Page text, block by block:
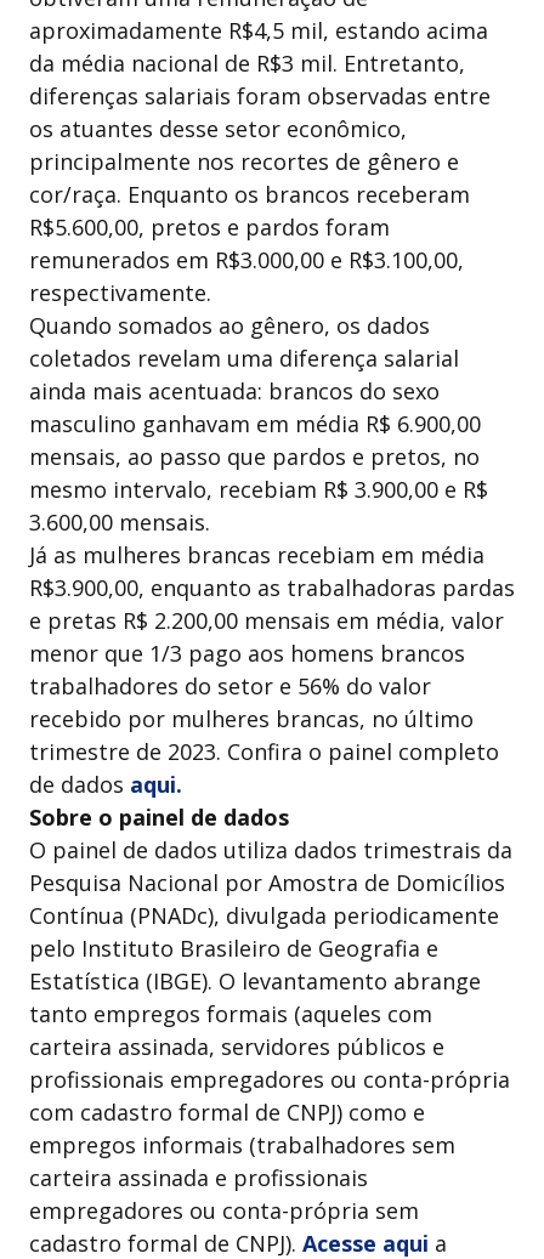
aproximadamente R$4,5 mil, estando acima
da média nacional de R$3 mil. Entretanto,
diferenças salariais foram observadas entre
os atuantes desse setor econômico,
principalmente nos recortes de gênero e
cor/raça. Enquanto os brancos receberam
R$5.600,00, pretos e pardos foram
remunerados em R$3.000,00 e R$3.100,00,
respectivamente.
Quando somados ao gênero, os dados
coletados revelam uma diferença salarial
ainda mais acentuada: brancos do sexo
masculino ganhavam em média R$ 6.900,00
mensais, ao passo que pardos e pretos, no
mesmo intervalo, recebiam R$ 3.900,00 e R$
3.600,00 mensais.
Já as mulheres brancas recebiam em média
R$3.900,00, enquanto as trabalhadoras pardas
e pretas R$ 2.200,00 mensais em média, valor
menor que 1/3 pago aos homens brancos
trabalhadores do setor e 56% do valor
recebido por mulheres brancas, no último
trimestre de 2023. Confira o painel completo
de dados aqui.
Sobre o painel de dados
O painel de dados utiliza dados trimestrais da
Pesquisa Nacional por Amostra de Domicílios
Contínua (PNADc), divulgada periodicamente
pelo Instituto Brasileiro de Geografia e
Estatística (IBGE). O levantamento abrange
tanto empregos formais (aqueles com
carteira assinada, servidores públicos e
profissionais empregadores ou conta-própria
com cadastro formal de CNPJ) como e
empregos informais (trabalhadores sem
carteira assinada e profissionais
empregadores ou conta-própria sem
cadastro formal de CNPJ). Acesse aqui a